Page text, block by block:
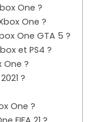
One ?
One ?
One GTA 5 ?
et PS4 ?
One ?
?
One ?